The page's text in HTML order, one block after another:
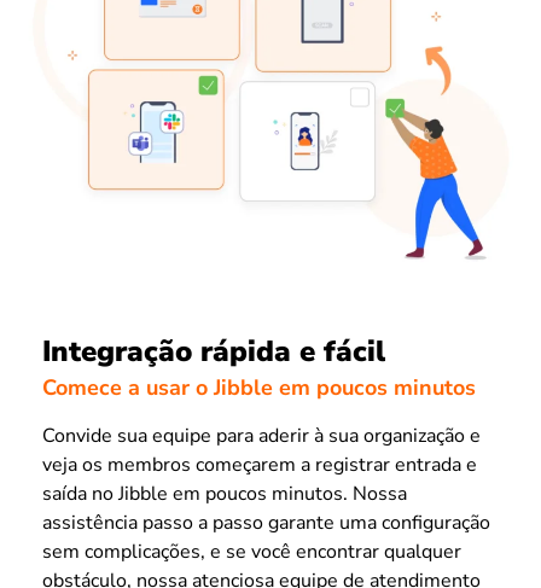
Integração rápida e fácil
Comece a usar o Jibble em poucos minutos
Convide sua equipe para aderir à sua organização e
veja os membros começarem a registrar entrada e
saída no Jibble em poucos minutos. Nossa
assistência passo a passo garante uma configuração
sem complicações, e se você encontrar qualquer
obstáculo, nossa atenciosa equipe de atendimento